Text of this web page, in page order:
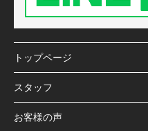
トップページ
スタッフ
お客様の声